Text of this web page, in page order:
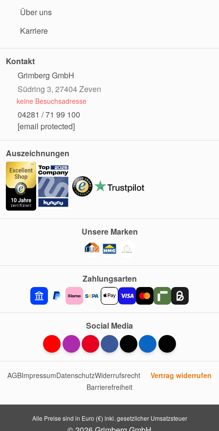
Über uns
Karriere
Kontakt
Grimberg GmbH
Südring 3, 27404 Zeven
keine Besuchsadresse
04281 / 71 99 100
[email protected]
Auszeichnungen
Zahlungsarten
Unsere Marken
Social Media
AGBImpressumDatenschutzWiderrufsrecht
Vertrag widerrufen
Barrierefreiheit
Alle Preise sind in Euro (€) inkl. gesetzlicher Umsatzsteuer